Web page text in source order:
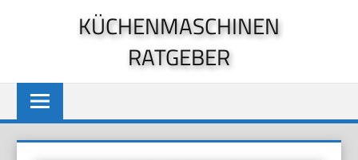
KÜCHENMASCHINEN
RATGEBER